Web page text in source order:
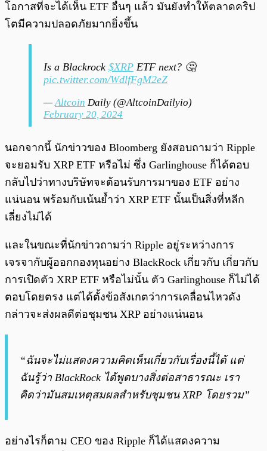
โอกาสที่จะได้เห็น ETF อื่นๆ แล้ว มันยังทำให้ตลาดคริป
โตมีความปลอดภัยมากยิ่งขึ้น
Is a Blackrock $XRP ETF next? 🤔
pic.twitter.com/WdlfFgM2eZ
—Altcoin Daily (@AltcoinDailyio)
February 20, 2024
นอกจากนี้ นักข่าวของ Bloomberg ยังสอบถามว่า Ripple
จะยอมรับ XRP ETF หรือไม่ ซึ่ง Garlinghouse ก็ได้ตอบ
กลับไปว่าทางบริษัทจะต้อนรับการมาของ ETF อย่าง
แน่นอน พร้อมกับเน้นย้ำว่า XRP ETF นั้นเป็นสิ่งที่หลีก
เลี่ยงไม่ได้
และในขณะที่นักข่าวถามว่า Ripple อยู่ระหว่างการ
เจรจากับผู้ออกกองทุนอย่าง BlackRock เกี่ยวกับ เกี่ยวกับ
การเปิดตัว XRP ETF หรือไม่นั้น ตัว Garlinghouse ก็ไม่ได้
ตอบโดยตรง แต่ได้ตั้งข้อสังเกตว่าการเคลื่อนไหวดัง
กล่าวจะส่งผลดีต่อชุมชน XRP อย่างแน่นอน
“ฉันจะไม่แสดงความคิดเห็นเกี่ยวกับเรื่องนี้ได้ แต่
ฉันรู้ว่า BlackRock ได้พูดบางสิ่งต่อสาธารณะ เรา
คิดว่ามันสมเหตุสมผลสำหรับชุมชน XRP โดยรวม”
อย่างไรก็ตาม CEO ของ Ripple ก็ได้แสดงความ